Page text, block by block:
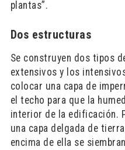
plantas”.
Dos estructuras
Se construyen dos tipos
extensivos y los
colocar una capa de
el techo para que la
interior de la edificación.
una capa delgada de
encima de ella se